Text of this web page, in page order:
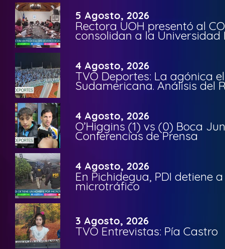
5 Agosto, 2026
Rectora UOH presentó al
consolidan a la Universidad
4 Agosto, 2026
TVO Deportes: La agónica
Sudamericana. Análisis del
4 Agosto, 2026
O’Higgins (1) vs (0) Boca
Conferencias de Prensa
4 Agosto, 2026
En Pichidegua, PDI detiene
microtráfico
3 Agosto, 2026
TVO Entrevistas: Pía Castro